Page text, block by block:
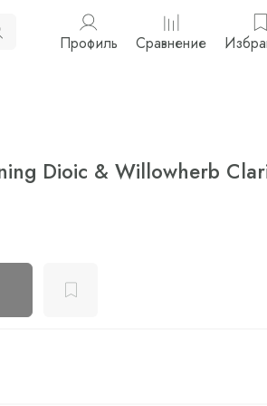
Профиль Сравнение
Dioic & Willowherb